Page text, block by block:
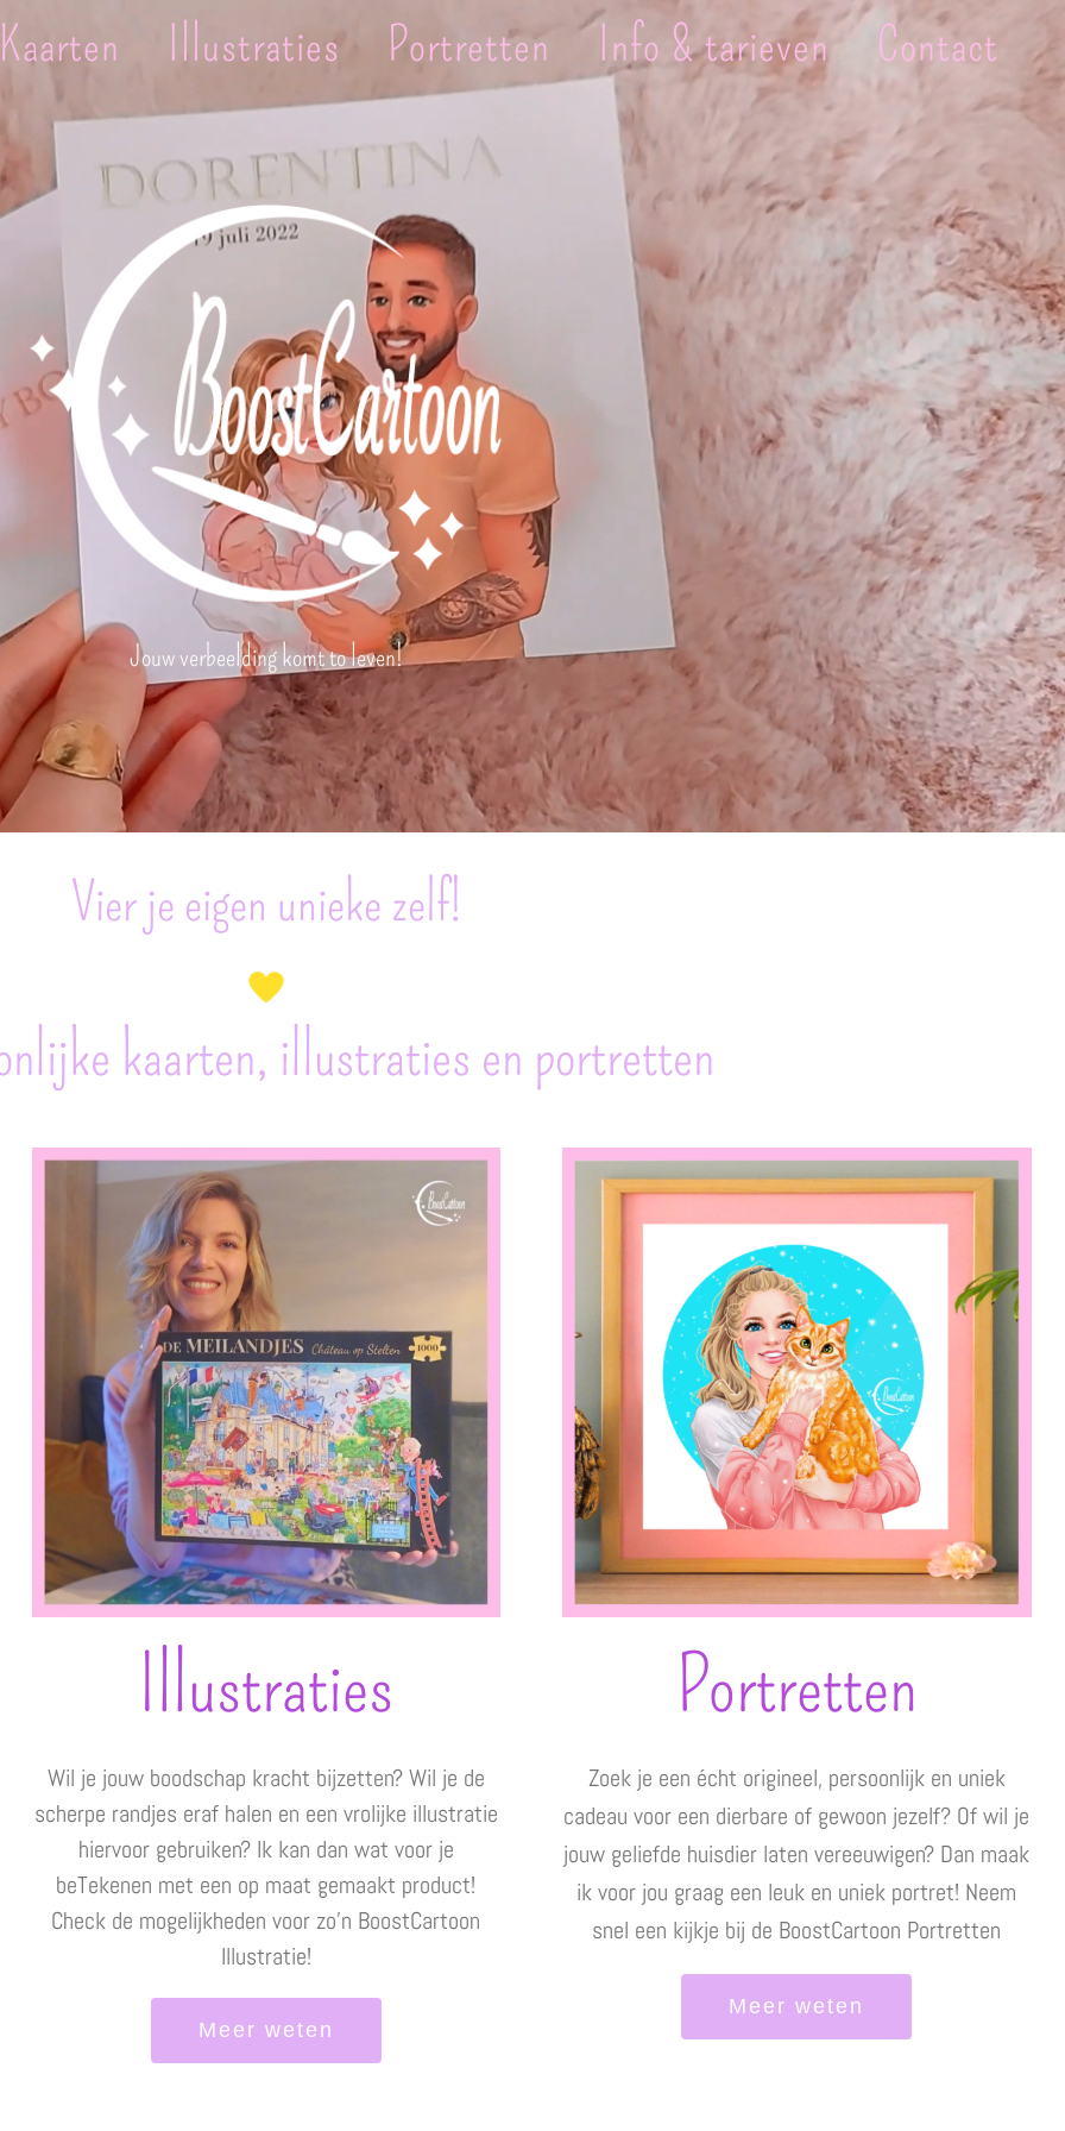
Kaarten Illustraties Portretten Info & tarieven Contact
Jouw verbeelding komt to leven!
Vier je eigen unieke zelf!
kaarten, illustraties en portretten
Illustraties
Wil je jouw boodschap kracht bijzetten? Wil je de
scherpe randjes eraf halen en een vrolijke illustratie
hiervoor gebruiken? Ik kan dan wat voor je
beTekenen met een op maat gemaakt product!
Check de mogelijkheden voor zo’n BoostCartoon
Illustratie!
Meer weten
Portretten
Zoek je een écht origineel, persoonlijk en uniek
cadeau voor een dierbare of gewoon jezelf? Of wil je
jouw geliefde huisdier laten vereeuwigen? Dan maak
ik voor jou graag een leuk en uniek portret! Neem
snel een kijkje bij de BoostCartoon Portretten
Meer weten